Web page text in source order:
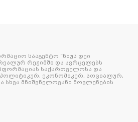
სააგენტო “ნიუს დეი
რეჟიმში და ავრცელებს
საქართველოსა და
ეკონომიკურ, სოციალურ,
მნიშვნელოვანი მოვლენების